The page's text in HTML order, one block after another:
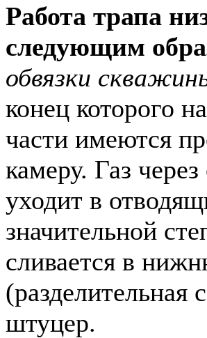
Работа трапа
следующим
обвязки
конец которого
части имеются
камеру. Газ
уходит в
значительной
сливается в
(разделительная
штуцер.